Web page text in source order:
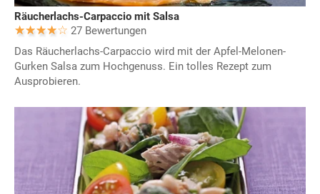
Räucherlachs-Carpaccio mit Salsa
27 Bewertungen
Das Räucherlachs-Carpaccio wird mit der Apfel-Melonen-
Gurken Salsa zum Hochgenuss. Ein tolles Rezept zum
Ausprobieren.